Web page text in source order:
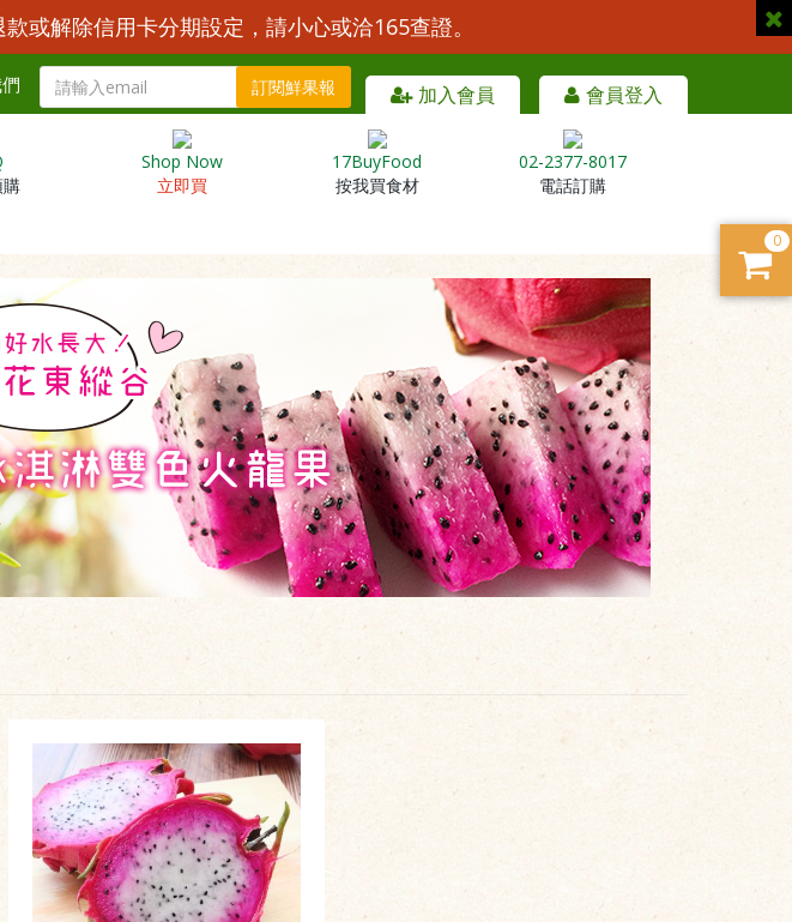
或解除信用卡分期設定，請小心或洽165查證。
加入會員 會員登入
訂閱鮮果報
Shop Now
立即買
17BuyFood
按我買食材
02-2377-8017
電話訂購
0